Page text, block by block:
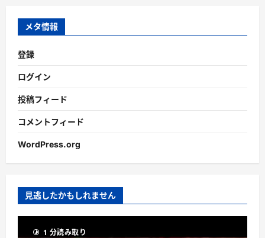
ブ
メタ情報
登録
ログイン
投稿フィード
コメントフィード
WordPress.org
見逃したかもしれません
1 分読み取り